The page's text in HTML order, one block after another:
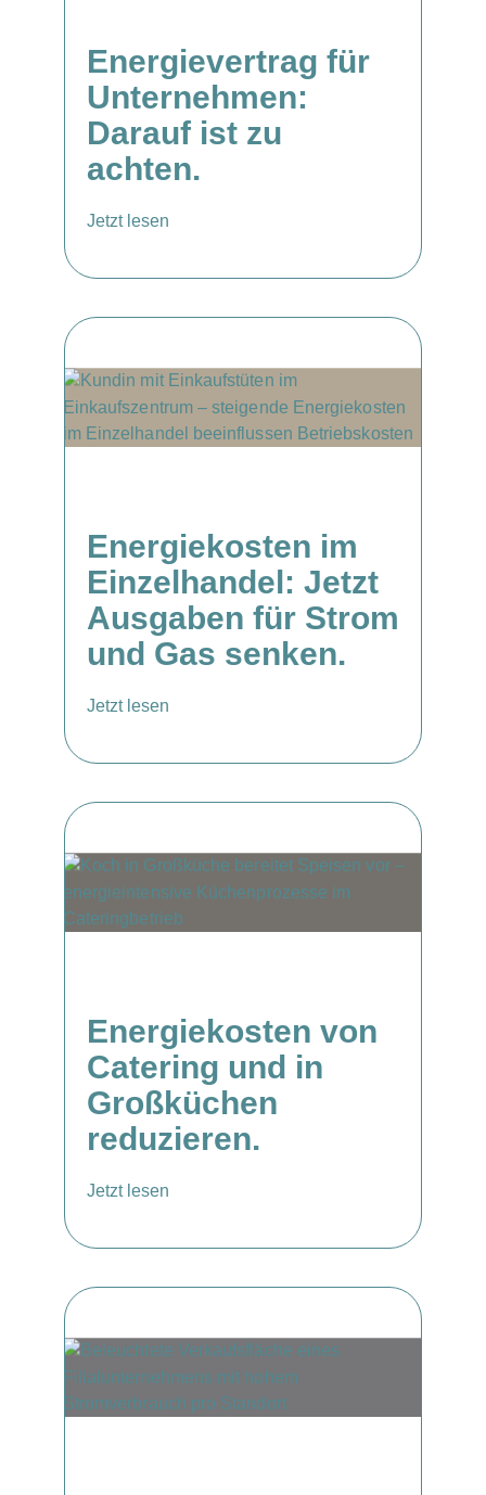
Energievertrag für
Unternehmen:
Darauf ist zu
achten.
Jetzt lesen
Energiekosten im
Einzelhandel: Jetzt
Ausgaben für Strom
und Gas senken.
Jetzt lesen
Energiekosten von
Catering und in
Großküchen
reduzieren.
Jetzt lesen